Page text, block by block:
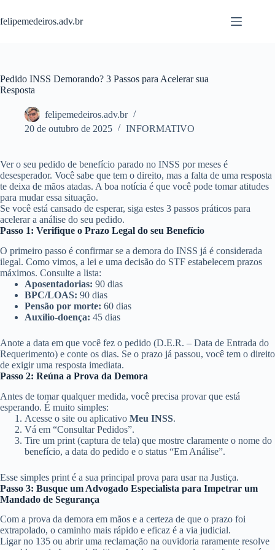
para
o
felipemedeiros.adv.br
Pedido INSS Demorando? 3 Passos para Acelerar sua
Resposta
felipemedeiros.adv.br
20 de outubro de 2025
INFORMATIVO
Ver o seu pedido de benefício parado no INSS por meses é
desesperador. Você sabe que tem o direito, mas a falta de uma resposta
te deixa de mãos atadas. A boa notícia é que você pode tomar atitudes
para mudar essa situação.
Se você está cansado de esperar, siga estes 3 passos práticos para
acelerar a análise do seu pedido.
Passo 1: Verifique o Prazo Legal do seu Benefício
O primeiro passo é confirmar se a demora do INSS já é considerada
ilegal. Como vimos, a lei e uma decisão do STF estabelecem prazos
máximos. Consulte a lista:
Aposentadorias: 90 dias
BPC/LOAS: 90 dias
Pensão por morte: 60 dias
Auxílio-doença: 45 dias
Anote a data em que você fez o pedido (D.E.R. – Data de Entrada do
Requerimento) e conte os dias. Se o prazo já passou, você tem o direito
de exigir uma resposta imediata.
Passo 2: Reúna a Prova da Demora
Antes de tomar qualquer medida, você precisa provar que está
esperando. É muito simples:
Acesse o site ou aplicativo Meu INSS.
Vá em “Consultar Pedidos”.
Tire um print (captura de tela) que mostre claramente o nome do
benefício, a data do pedido e o status “Em Análise”.
Esse simples print é a sua principal prova para usar na Justiça.
Passo 3: Busque um Advogado Especialista para Impetrar um
Mandado de Segurança
Com a prova da demora em mãos e a certeza de que o prazo foi
extrapolado, o caminho mais rápido e eficaz é a via judicial.
Ligar no 135 ou abrir uma reclamação na ouvidoria raramente resolve